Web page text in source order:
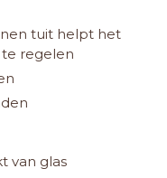
tuit helpt het
regelen
van glas